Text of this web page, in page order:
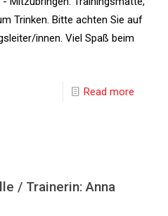
Trinken. Bitte achten Sie auf
innen. Viel Spaß beim
Read more
/ Trainerin: Anna